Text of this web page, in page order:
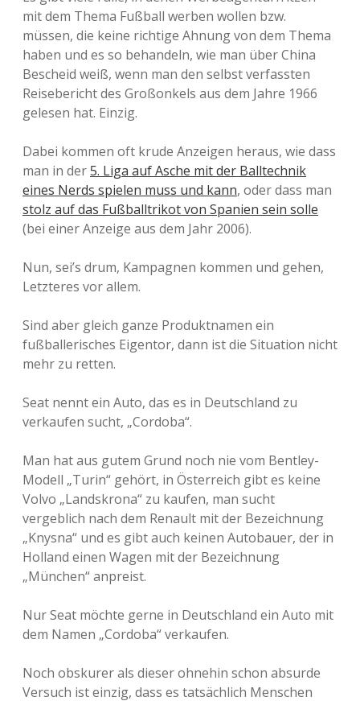
mit dem Thema Fußball werben wollen bzw.
müssen, die keine richtige Ahnung von dem Thema
haben und es so behandeln, wie man über China
Bescheid weiß, wenn man den selbst verfassten
Reisebericht des Großonkels aus dem Jahre 1966
gelesen hat. Einzig.
Dabei kommen oft krude Anzeigen heraus, wie dass
man in der5. Liga auf Asche mit der Balltechnik
eines Nerds spielen muss und kann, oder dass man
stolz auf das Fußballtrikot von Spanien sein solle
(bei einer Anzeige aus dem Jahr 2006).
Nun, sei’s drum, Kampagnen kommen und gehen,
Letzteres vor allem.
Sind aber gleich ganze Produktnamen ein
fußballerisches Eigentor, dann ist die Situation nicht
mehr zu retten.
Seat nennt ein Auto, das es in Deutschland zu
verkaufen sucht, „Cordoba“.
Man hat aus gutem Grund noch nie vom Bentley-
Modell „Turin“ gehört, in Österreich gibt es keine
Volvo „Landskrona“ zu kaufen, man sucht
vergeblich nach dem Renault mit der Bezeichnung
„Knysna“ und es gibt auch keinen Autobauer, der in
Holland einen Wagen mit der Bezeichnung
„München“ anpreist.
Nur Seat möchte gerne in Deutschland ein Auto mit
dem Namen „Cordoba“ verkaufen.
Noch obskurer als dieser ohnehin schon absurde
Versuch ist einzig, dass es tatsächlich Menschen